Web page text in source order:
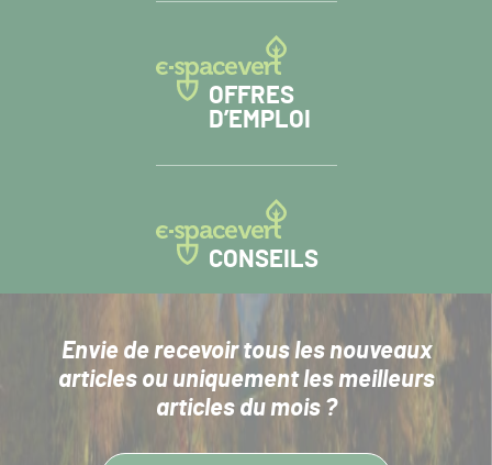
OFFRES
D’EMPLOI
CONSEILS
Envie de recevoir tous les nouveaux
articlesou uniquement les meilleurs
articles du mois ?